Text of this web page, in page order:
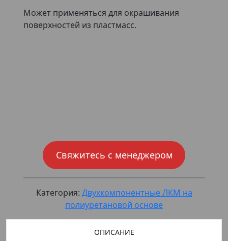
Может применяться для окрашивания
поверхностей из пластмасс.
Свяжитесь с менеджером
Категория: Двухкомпонентные ЛКМ на
полиуретановой основе
ОПИСАНИЕ